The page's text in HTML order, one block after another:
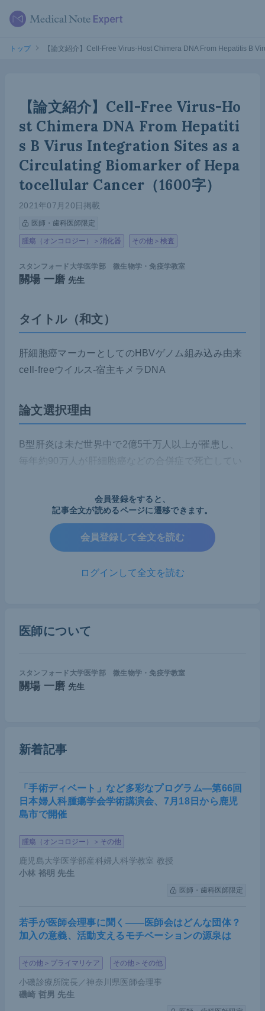
トップ 【論文紹介】Cell-Free Virus-Host Chimera DNA From Hepatitis B
【論文紹介】Cell-Free Virus-Ho
st Chimera DNA From Hepatiti
s B Virus Integration Sites as a
Circulating Biomarker of Hepa
tocellular Cancer（1600字）
2021年07月20日掲載
医師・歯科医師限定
腫瘍（オンコロジー）＞消化器 その他＞検査
スタンフォード大学医学部 微生物学・免疫学教室
關場 一磨 先生
タイトル（和文）
肝細胞癌マーカーとしてのHBVゲノム組み込み由来
cell-freeウイルス-宿主キメラDNA
論文選択理由
B型肝炎は未だ世界中で2億5千万人以上が罹患し、
毎年約90万人が肝細胞癌などの合併症で死亡してい
ある肝切除後の再発率の高さが問題となっており、
その予防法はもちろんのこと、診断技術の向上が求
められている。造影CTやMRIといった画像検査は感
度・特異度ともに良い診断能を誇るが、利便性やコ
といった腫瘍マーカーの測定は比較的簡便かつ安価
いるのが、cell-free tumor-specific DNA (ctDNA) に
れる腫瘍細胞由来の循環DNAを測定する本手法は、
従来の腫瘍マーカーに比べて、その由来が明確であ
と正常細胞由来DNAとの区別が難しく、ctDNA検出
論文はそうした制約を乗り越えるためにHBVのゲノ
ム組み込みに着目しており、ctDNAの肝細胞癌への
実用化へ向けた重要かつユニークな研究であると考
要旨
とが知られており、これは主要な発癌因子として
働く。
肝切除術を受けた50名のHBV関連肝細胞癌患者に
対して、切除標本を次世代シークエンスに供した
ところ、44名（88%）でHBVゲノム組み込みを認
会員登録をすると、
記事全文が読めるページに遷移できます。
会員登録して全文を読む
ログインして全文を読む
医師について
スタンフォード大学医学部 微生物学・免疫学教室
關場 一磨 先生
新着記事
「手術ディベート」など多彩なプログラム―第66回
日本婦人科腫瘍学会学術講演会、7月18日から鹿児
島市で開催
腫瘍（オンコロジー）＞その他
鹿児島大学医学部産科婦人科学教室 教授
小林 裕明 先生
医師・歯科医師限定
若手が医師会理事に聞く――医師会はどんな団体？
加入の意義、活動支えるモチベーションの源泉は
その他＞プライマリケア その他＞その他
小磯診療所院長／神奈川県医師会理事
磯崎 哲男 先生